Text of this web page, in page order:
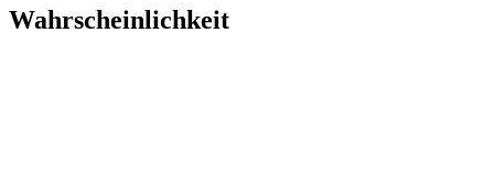
Wahrscheinlichkeit